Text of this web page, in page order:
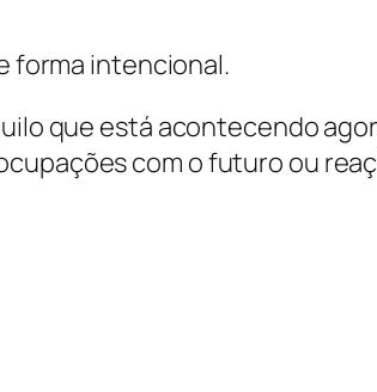
forma intencional.
que está acontecendo
com o futuro ou